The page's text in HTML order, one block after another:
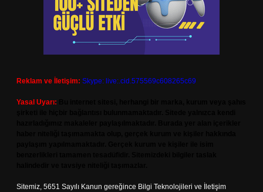
Reklam ve İletişim: Skype: live:.cid.575569c608265c69
Yasal Uyarı:
Sitemiz, 5651 Sayılı Kanun gereğince Bilgi Teknolojileri ve İletişim